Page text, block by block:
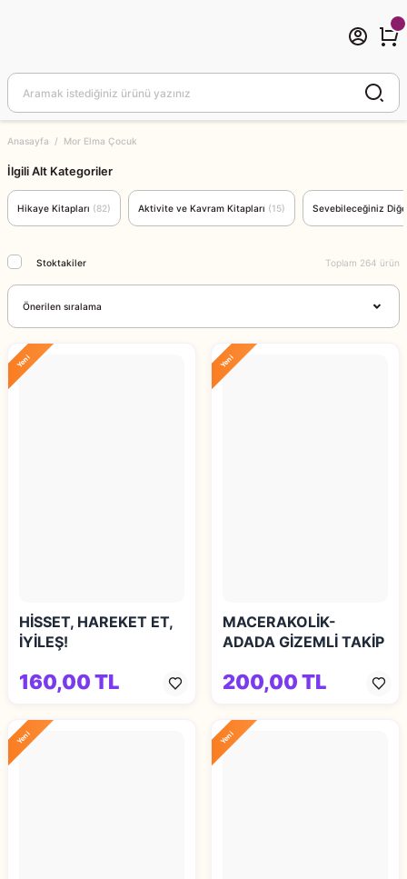
Anasayfa Mor Elma Çocuk
İlgili Alt Kategoriler
Hikaye Kitapları (82) Aktivite ve Kavram Kitapları (15) Sevebileceğiniz
Stoktakiler Toplam 264 ürün
Yeni
HİSSET, HAREKET ET,
İYİLEŞ!
160,00 TL
Yeni
MACERAKOLİK-
ADADA GİZEMLİ TAKİP
200,00 TL
Yeni Yeni